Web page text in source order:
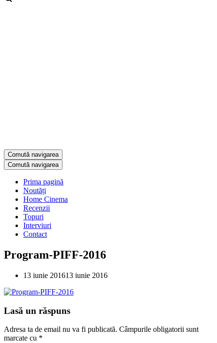
Comută navigarea
Comută navigarea
Prima pagină
Noutăți
Home Cinema
Recenzii
Topuri
Interviuri
Contact
Program-PIFF-2016
13 iunie 201613 iunie 2016
Lasă un răspuns
Adresa ta de email nu va fi publicată. Câmpurile obligatorii sunt
marcate cu *